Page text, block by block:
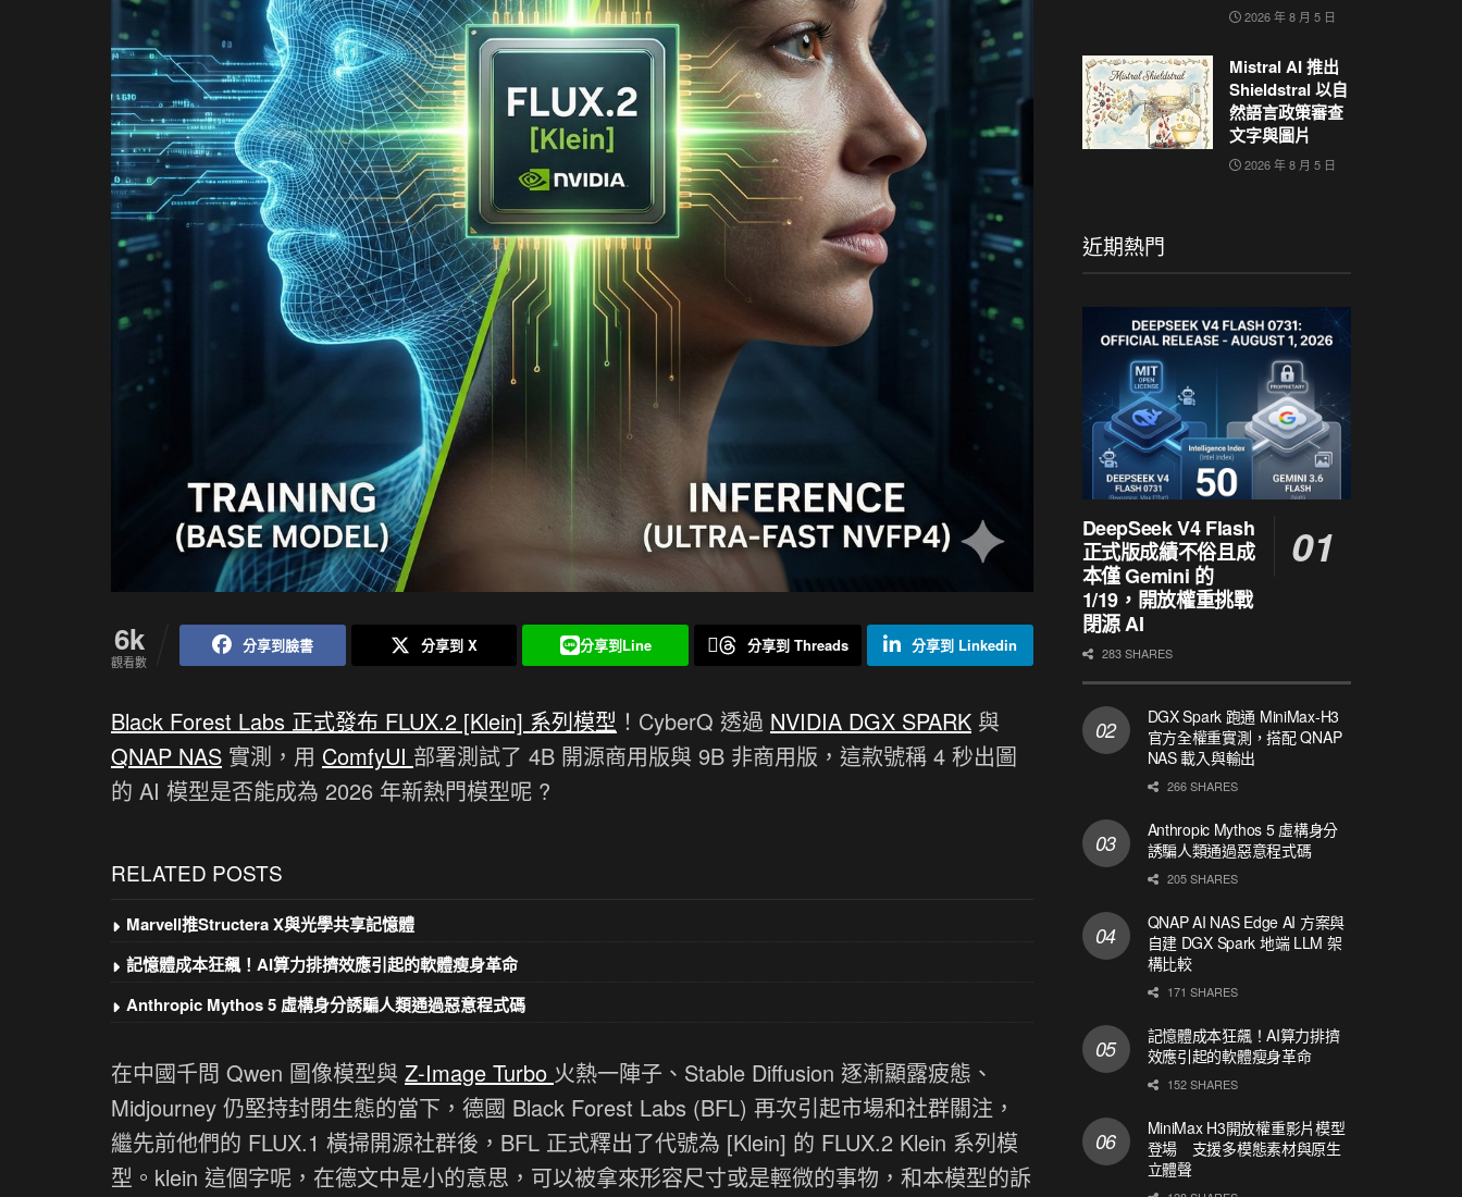
6k
觀看數
分享到臉書 分享到 X 分享到Line 分享到 Threads 分享到 Linkedin
Black Forest Labs 正式發布 FLUX.2 [Klein] 系列模型 ！CyberQ 透過 NVIDIA DGX SPARK 與
QNAP NAS 實測，用 ComfyUI 部署測試了 4B 開源商用版與 9B 非商用版，這款號稱 4 秒出圖
的 AI 模型是否能成為 2026 年新熱門模型呢 ?
RELATED POSTS
Marvell推Structera X與光學共享記憶體
記憶體成本狂飆！AI算力排擠效應引起的軟體瘦身革命
Anthropic Mythos 5 虛構身分誘騙人類通過惡意程式碼
在中國千問 Qwen 圖像模型與 Z-Image Turbo 火熱一陣子、Stable Diffusion 逐漸顯露疲態、
Midjourney 仍堅持封閉生態的當下，德國 Black Forest Labs (BFL) 再次引起市場和社群關注，
繼先前他們的 FLUX.1 橫掃開源社群後，BFL 正式釋出了代號為 [Klein] 的 FLUX.2 Klein 系列模
型。klein 這個字呢，在德文中是小的意思，可以被拿來形容尺寸或是輕微的事物，和本模型的訴
2026 年 8 月 5 日
Mistral AI 推出
Shieldstral 以自
然語言政策審查
文字與圖片
2026 年 8 月 5 日
近期熱門
DeepSeek V4 Flash
正式版成績不俗且成
本僅 Gemini 的
1/19，開放權重挑戰
閉源 AI
283 SHARES
DGX Spark 跑通 MiniMax-H3
官方全權重實測，搭配 QNAP
NAS 載入與輸出
266 SHARES
Anthropic Mythos 5 虛構身分
誘騙人類通過惡意程式碼
205 SHARES
QNAP AI NAS Edge AI 方案與
自建 DGX Spark 地端 LLM 架
構比較
171 SHARES
記憶體成本狂飆！AI算力排擠
效應引起的軟體瘦身革命
152 SHARES
MiniMax H3開放權重影片模型
登場 支援多模態素材與原生
立體聲